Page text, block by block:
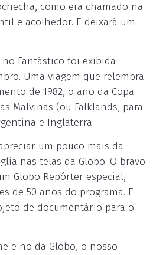
como era chamado na
e acolhedor. E deixará um
Fantástico foi exibida
Uma viagem que relembra
de 1982, o ano da Copa
Malvinas (ou Falklands, para
e Inglaterra.
um pouco mais da
nas telas da Globo. O bravo
Globo Repórter especial,
de 50 anos do programa. E
de documentário para o
e no da Globo, o nosso